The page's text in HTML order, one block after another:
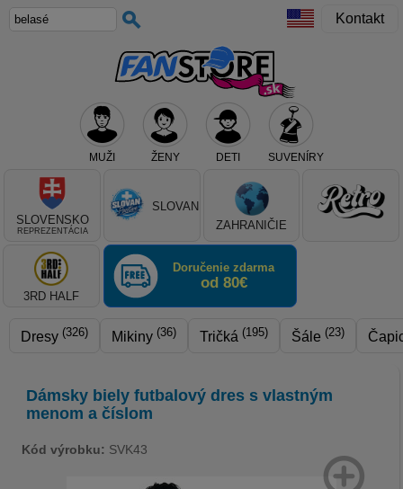
Kontakt
MUŽI ŽENY DETI SUVENÍRY
Teraz vyberte klub, alebo typ výrobku
SLOVENSKO
REPREZENTÁCIA
SLOVAN
ZAHRANIČIE
3RD HALF
Doručenie zdarma
od 80€
Dresy (326) Mikiny (36) Tričká (195) Šále (23)
Dámsky biely futbalový dres s vlastným
menom a číslom
Kód výrobku: SVK43